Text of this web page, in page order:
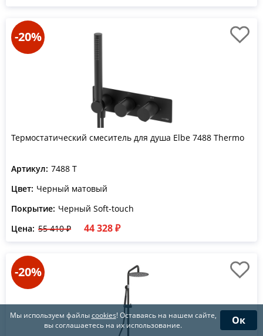
-20%
Термостатический смеситель для душа Elbe 7488 Thermo
Артикул: 7488 T
Цвет: Черный матовый
Покрытие: Черный Soft-touch
Цена: 55 410 ₽ 44 328 ₽
-20%
Мы используем файлыcookies! Оставаясь на нашем сайте,
вы соглашаетесь на их использование.
Ок